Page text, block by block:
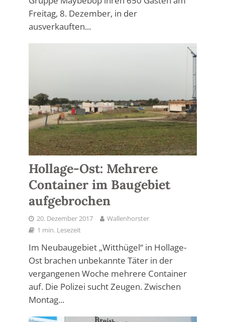
Freitag, 8. Dezember, in der
ausverkauften...
Hollage-Ost: Mehrere
Container im Baugebiet
aufgebrochen
20. Dezember 2017
Wallenhorster
1 min. Lesezeit
Im Neubaugebiet „Witthügel“ in Hollage-
Ost brachen unbekannte Täter in der
vergangenen Woche mehrere Container
auf. Die Polizei sucht Zeugen. Zwischen
Montag...